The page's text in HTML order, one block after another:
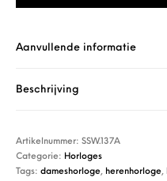
Aanvullende informatie
Beschrijving
Artikelnummer:SSW.137A
Categorie: Horloges
Tags:dameshorloge, herenhorloge,